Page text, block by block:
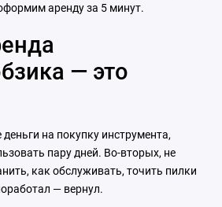
аренду за 5 минут.
— это
на покупку инструмента,
пару дней. Во-вторых, не
как обслуживать, точить пилки
— вернул.